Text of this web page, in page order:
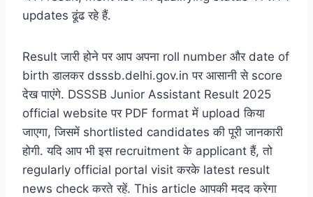
updates ढूंढ रहे हैं.
Result जारी होने पर आप अपना roll number और date of
birth डालकर dsssb.delhi.gov.in पर आसानी से score
देख पाएंगे. DSSSB Junior Assistant Result 2025
official website पर PDF format में upload किया
जाएगा, जिसमें shortlisted candidates की पूरी जानकारी
होगी. यदि आप भी इस recruitment के applicant हैं, तो
regularly official portal visit करके latest result
news check करते रहें. This article आपकी मदद करेगा